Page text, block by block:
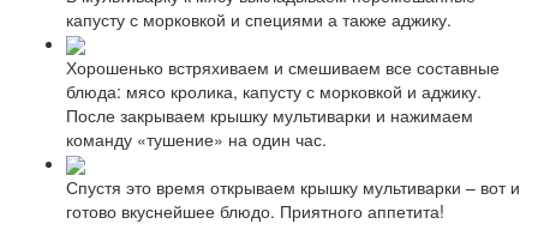
капусту с морковкой и специями а также аджику.
Хорошенько встряхиваем и смешиваем все составные
блюда: мясо кролика, капусту с морковкой и аджику.
После закрываем крышку мультиварки и нажимаем
команду «тушение» на один час.
Спустя это время открываем крышку мультиварки – вот и
готово вкуснейшее блюдо. Приятного аппетита!